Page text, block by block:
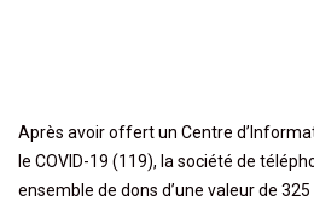
Après avoir offert un Centre
le COVID-19 (119), la société de
ensemble de dons d’une valeur de